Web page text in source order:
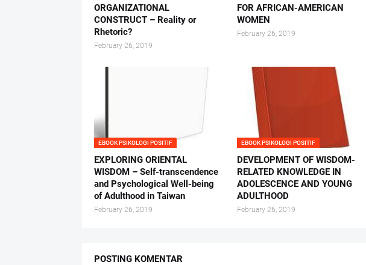
ORGANIZATIONAL
CONSTRUCT – Reality or
Rhetoric?
February 26, 2019
FOR AFRICAN-AMERICAN
WOMEN
February 26, 2019
EBOOK PSIKOLOGI POSITIF
EXPLORING ORIENTAL
WISDOM – Self-transcendence
and Psychological Well-being
of Adulthood in Taiwan
February 26, 2019
EBOOK PSIKOLOGI POSITIF
DEVELOPMENT OF WISDOM-
RELATED KNOWLEDGE IN
ADOLESCENCE AND YOUNG
ADULTHOOD
February 26, 2019
POSTING KOMENTAR